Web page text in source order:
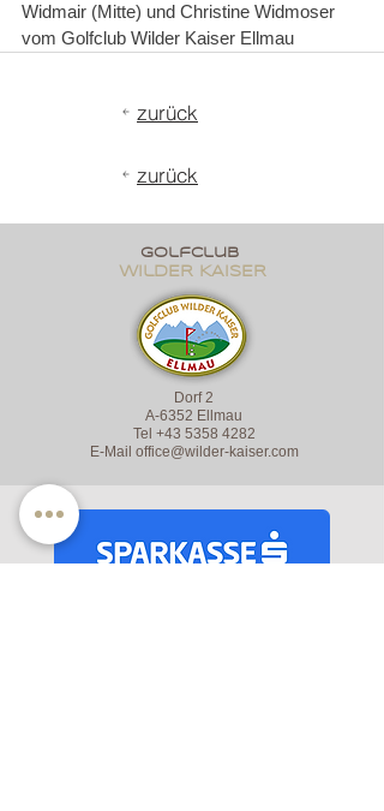
Widmair (Mitte) und Christine Widmoser
vom Golfclub Wilder Kaiser Ellmau
zurück
zurück
golfclub
wildER KAISER
Dorf 2
A-6352 Ellmau
Tel +43 5358 4282
E-Mail office@wilder-kaiser.com